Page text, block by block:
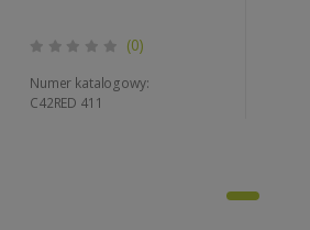
(0)
Numer katalogowy:
C42RED 411